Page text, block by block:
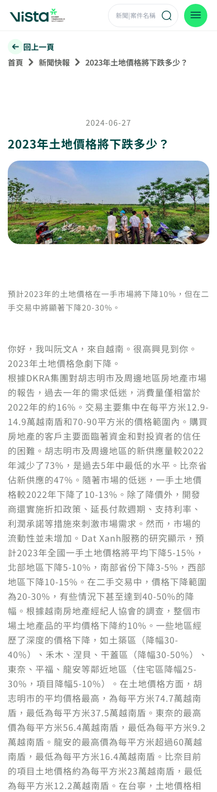
回上一頁
首頁
新聞快報 2023年土地價格將下跌多少？
2024-06-27
2023年土地價格將下跌多少？
預計2023年的土地價格在一手市場將下降10%，但在二
手交易中將顯著下降20-30%。
你好，我叫阮文A，來自越南。很高興見到你。
2023年土地價格急劇下降。
根據DKRA集團對胡志明市及周邊地區房地產市場
的報告，過去一年的需求低迷，消費量僅相當於
2022年的約16%。交易主要集中在每平方米12.9-
14.9萬越南盾和70-90平方米的價格範圍內。購買
房地產的客戶主要面臨著資金和對投資者的信任
的困難。胡志明市及周邊地區的新供應量較2022
年減少了73%，是過去5年中最低的水平。比奈省
佔新供應的47%。隨著市場的低迷，一手土地價
格較2022年下降了10-13%。除了降價外，開發
商還實施折扣政策、延長付款週期、支持利率、
利潤承諾等措施來刺激市場需求。然而，市場的
流動性並未增加。Dat Xanh服務的研究顯示，預
計2023年全國一手土地價格將平均下降5-15%，
北部地區下降5-10%，南部省份下降3-5%，西部
地區下降10-15%。在二手交易中，價格下降範圍
為20-30%，有些情況下甚至達到40-50%的降
幅。根據越南房地產經紀人協會的調查，整個市
場土地產品的平均價格下降約10%。一些地區經
歷了深度的價格下降，如土築區（降幅30-
40%）、禾木、涅貝、干蓋區（降幅30-50%）、
東奈、平福、龍安等鄰近地區（住宅區降幅25-
30%，項目降幅5-10%）。在土地價格方面，胡
志明市的平均價格最高，為每平方米74.7萬越南
盾，最低為每平方米37.5萬越南盾。東奈的最高
價為每平方米56.4萬越南盾，最低為每平方米9.2
萬越南盾。龍安的最高價為每平方米超過60萬越
南盾，最低為每平方米16.4萬越南盾。比奈目前
的項目土地價格約為每平方米23萬越南盾，最低
為每平方米12.2萬越南盾。在台寧，土地價格相